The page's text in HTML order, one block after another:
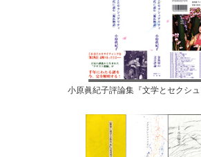
小原眞紀子評論集『文学とセクシュ